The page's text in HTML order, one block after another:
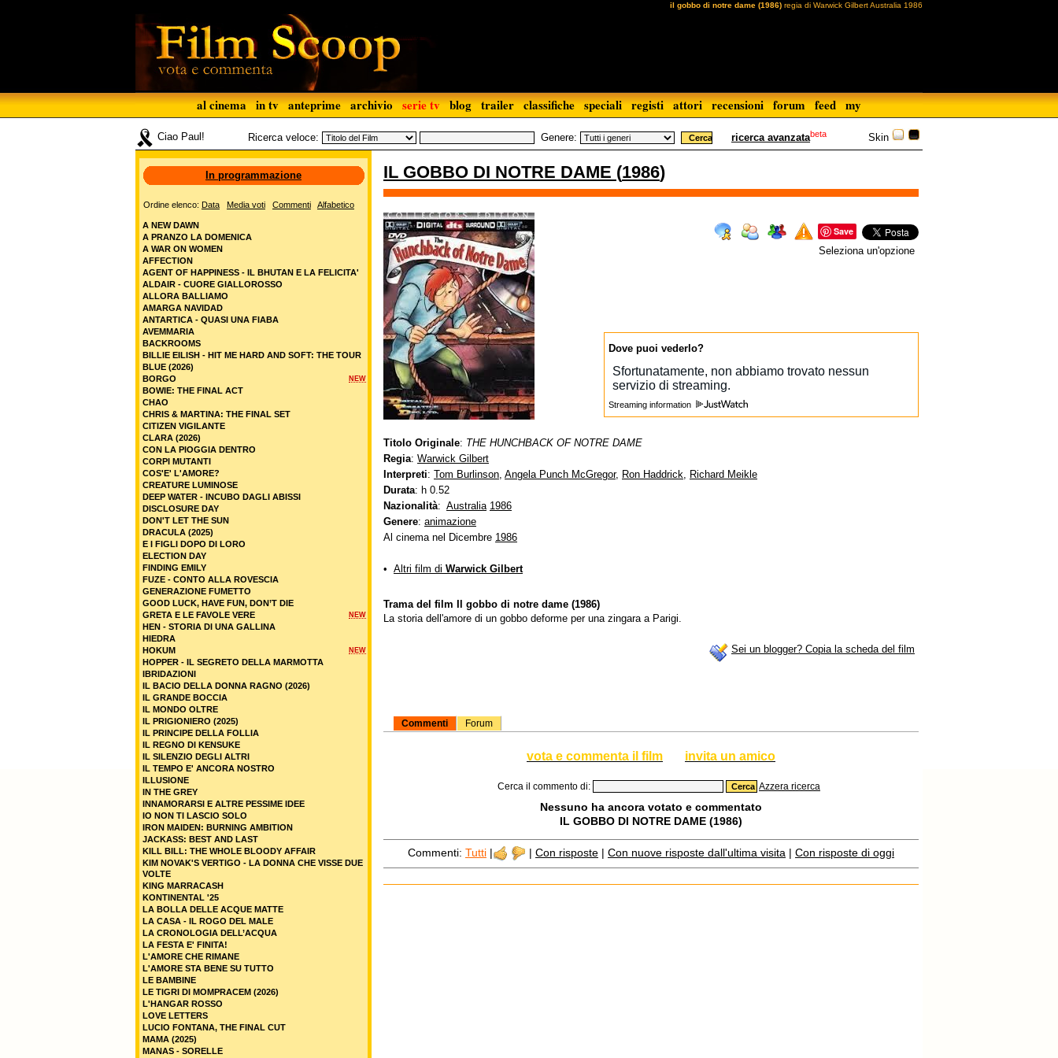
il gobbo di notre dame (1986) regia di Warwick Gilbert Australia 1986
al cinema in tv anteprime archivio serie tv blog trailer classifiche speciali registi attori recensioni forum feed my
Skin
Ciao Paul! Ricerca veloce: Genere: ricerca avanzatabeta
IL GOBBO DI NOTRE DAME (1986)
Save
Seleziona un'opzione
Dove puoi vederlo?
Streaming information
Titolo Originale: THE HUNCHBACK OF NOTRE DAME
Regia: Warwick Gilbert
Interpreti: Tom Burlinson, Angela Punch McGregor, Ron Haddrick, Richard Meikle
Durata: h 0.52
Nazionalità: Australia 1986
Genere: animazione
Al cinema nel Dicembre 1986
• Altri film di Warwick Gilbert
Trama del film Il gobbo di notre dame (1986)
La storia dell'amore di un gobbo deforme per una zingara a Parigi.
Sei un blogger? Copia la scheda del film
Commenti Forum
vota e commenta il film invita un amico
Cerca il commento di: Azzera ricerca
Nessuno ha ancora votato e commentato
IL GOBBO DI NOTRE DAME (1986)
Commenti: Tutti | | Con risposte | Con nuove risposte dall'ultima visita | Con risposte di oggi
In programmazione
Ordine elenco: Data Media voti Commenti Alfabetico
A NEW DAWN
A PRANZO LA DOMENICA
A WAR ON WOMEN
AFFECTION
AGENT OF HAPPINESS - IL BHUTAN E LA FELICITA'
ALDAIR - CUORE GIALLOROSSO
ALLORA BALLIAMO
AMARGA NAVIDAD
ANTARTICA - QUASI UNA FIABA
AVEMMARIA
BACKROOMS
BILLIE EILISH - HIT ME HARD AND SOFT: THE TOUR
BLUE (2026)
NEW
BORGO
BOWIE: THE FINAL ACT
CHAO
CHRIS & MARTINA: THE FINAL SET
CITIZEN VIGILANTE
CLARA (2026)
CON LA PIOGGIA DENTRO
CORPI MUTANTI
COS'E' L'AMORE?
CREATURE LUMINOSE
DEEP WATER - INCUBO DAGLI ABISSI
DISCLOSURE DAY
DON'T LET THE SUN
DRACULA (2025)
E I FIGLI DOPO DI LORO
ELECTION DAY
FINDING EMILY
FUZE - CONTO ALLA ROVESCIA
GENERAZIONE FUMETTO
GOOD LUCK, HAVE FUN, DON’T DIE
NEW
GRETA E LE FAVOLE VERE
HEN - STORIA DI UNA GALLINA
HIEDRA
NEW
HOKUM
HOPPER - IL SEGRETO DELLA MARMOTTA
IBRIDAZIONI
IL BACIO DELLA DONNA RAGNO (2026)
IL GRANDE BOCCIA
IL MONDO OLTRE
IL PRIGIONIERO (2025)
IL PRINCIPE DELLA FOLLIA
IL REGNO DI KENSUKE
IL SILENZIO DEGLI ALTRI
IL TEMPO E' ANCORA NOSTRO
ILLUSIONE
IN THE GREY
INNAMORARSI E ALTRE PESSIME IDEE
IO NON TI LASCIO SOLO
IRON MAIDEN: BURNING AMBITION
JACKASS: BEST AND LAST
KILL BILL: THE WHOLE BLOODY AFFAIR
KIM NOVAK'S VERTIGO - LA DONNA CHE VISSE DUE
VOLTE
KING MARRACASH
KONTINENTAL '25
LA BOLLA DELLE ACQUE MATTE
LA CASA - IL ROGO DEL MALE
LA CRONOLOGIA DELL’ACQUA
LA FESTA E' FINITA!
L'AMORE CHE RIMANE
L'AMORE STA BENE SU TUTTO
LE BAMBINE
LE TIGRI DI MOMPRACEM (2026)
L'HANGAR ROSSO
LOVE LETTERS
LUCIO FONTANA, THE FINAL CUT
MAMA (2025)
MANAS - SORELLE